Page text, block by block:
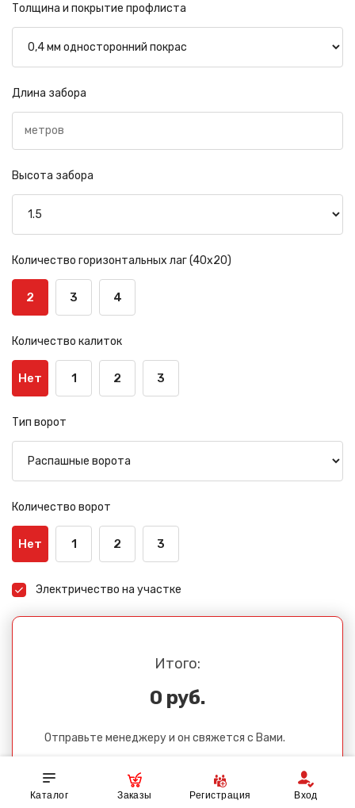
Толщина и покрытие профлиста
Длина забора
Высота забора
Количество горизонтальных лаг (40х20)
2 3 4
Количество калиток
Нет 1 2 3
Тип ворот
Количество ворот
Нет 1 2 3
Электричество на участке
Итого:
0 руб.
Отправьте менеджеру и он свяжется с Вами.
Каталог Заказы Регистрация Вход